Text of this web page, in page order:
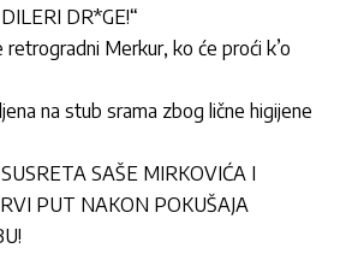
DR*GE!“
Merkur, ko će proći k’o
na stub srama zbog lične higijene
SAŠE MIRKOVIĆA I
PUT NAKON POKUŠAJA